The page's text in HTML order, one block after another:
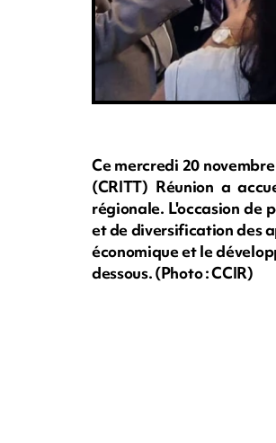
Ce mercredi 20
(CRITT) Réunion a
régionale. L'occasion de
et de diversification des
économique et le
dessous. (Photo : CCIR)